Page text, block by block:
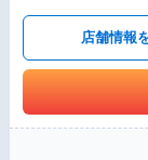
店舗情報